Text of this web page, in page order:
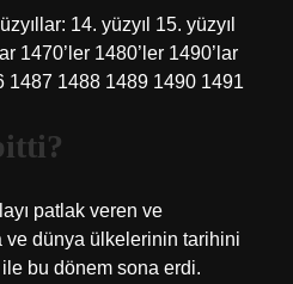
14. yüzyıl 15. yüzyıl
1470’ler 1480’ler 1490’lar
1487 1488 1489 1490 1491
patlak veren ve
ve dünya ülkelerinin tarihini
bu dönem sona erdi.